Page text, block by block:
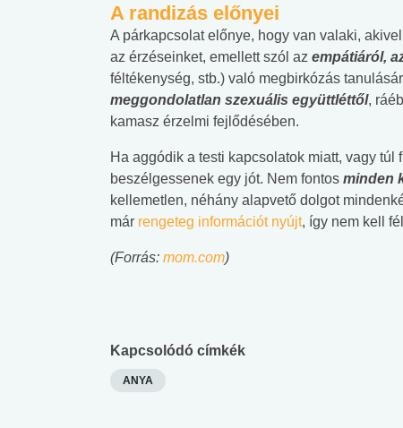
A randizás előnyei
A párkapcsolat előnye, hogy van valaki,
az érzéseinket, emellett szól az empátiáról,
féltékenység, stb.) való megbirkózás
meggondolatlan szexuális együttléttől,
kamasz érzelmi fejlődésében.
Ha aggódik a testi kapcsolatok miatt, vagy
beszélgessenek egy jót. Nem fontos minden
kellemetlen, néhány alapvető dolgot
már rengeteg információt nyújt, így nem kell
(Forrás: mom.com)
Kapcsolódó címkék
ANYA